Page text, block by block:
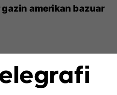
amerikan bazuar